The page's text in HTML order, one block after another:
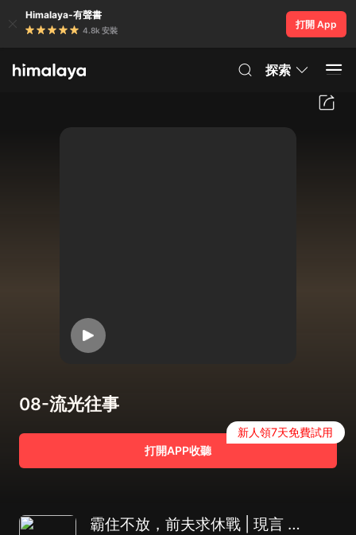
Himalaya-有聲書
4.8k 安裝
打開 App
探索
08-流光往事
打開APP收聽
新人領7天免費試用
霸住不放，前夫求休戰 | 現言 |甜寵 |豪門|破鏡重圓